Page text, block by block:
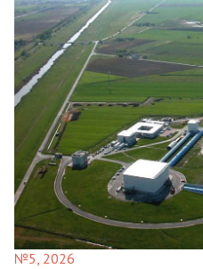
№5, 2026